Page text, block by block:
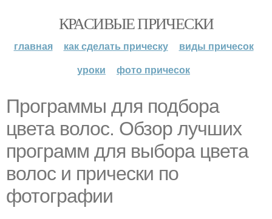
КРАСИВЫЕ ПРИЧЕСКИ
главная как сделать прическу
виды причесок
уроки
фото причесок
Программы для подбора
цвета волос. Обзор лучших
программ для выбора цвета
волос и прически по
фотографии